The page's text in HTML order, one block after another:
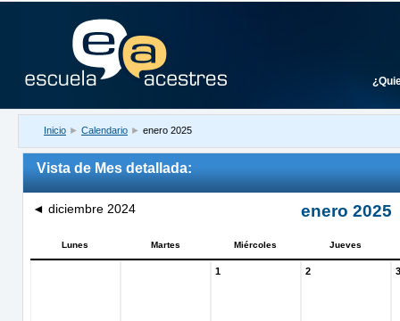
Inicio ► Calendario ► enero 2025
Vista de Mes detallada:
◄ diciembre 2024 enero 2025
Lunes Martes Miércoles Jueves
1 2 3